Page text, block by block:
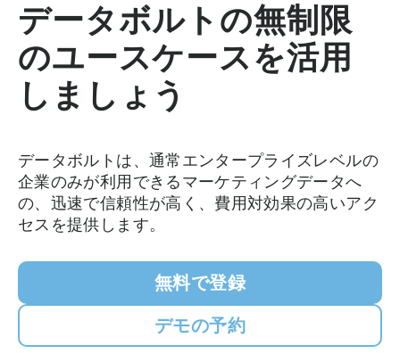
データボルトの無制限
のユースケースを活用
しましょう
データボルトは、通常エンタープライズレベルの
企業のみが利用できるマーケティングデータへ
の、迅速で信頼性が高く、費用対効果の高いアク
セスを提供します。
無料で登録
デモの予約